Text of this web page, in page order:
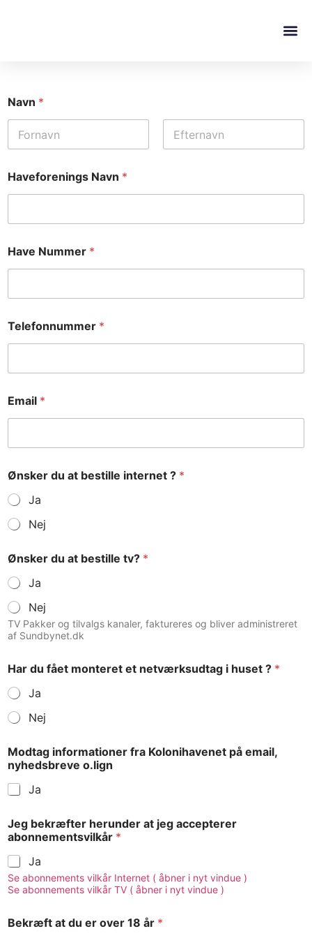
Navn *
Haveforenings Navn *
Have Nummer *
Telefonnummer *
Email *
Ønsker du at bestille internet ? *
Ja
Nej
Ønsker du at bestille tv? *
Ja
Nej
TV Pakker og tilvalgs kanaler, faktureres og bliver administreret
af Sundbynet.dk
Har du fået monteret et netværksudtag i huset ? *
Ja
Nej
Modtag informationer fra Kolonihavenet på email,
nyhedsbreve o.lign
Ja
Jeg bekræfter herunder at jeg accepterer
abonnementsvilkår *
Ja
Se abonnements vilkår Internet ( åbner i nyt vindue )
Se abonnements vilkår TV ( åbner i nyt vindue )
Bekræft at du er over 18 år *